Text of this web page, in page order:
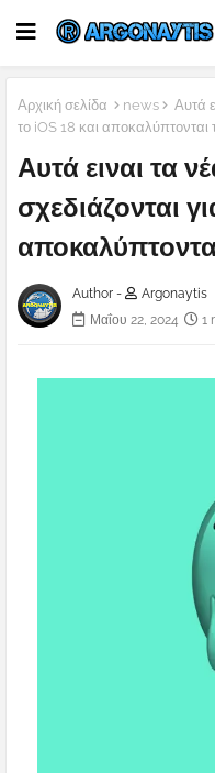
Αρχική σελίδα news
Αυτά
το iOS 18 και αποκαλύπτονται
Αυτά ειναι τα
σχεδιάζονται
Author -
Argonaytis
Μαΐου 22, 2024
1